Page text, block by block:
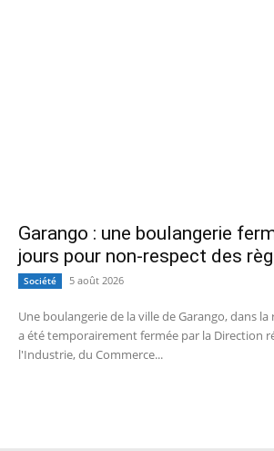
Garango : une boulangerie
jours pour non-respect des
Société 5 août 2026
Une boulangerie de la ville de Garango, dans
a été temporairement fermée par la Direction
l'Industrie, du Commerce...